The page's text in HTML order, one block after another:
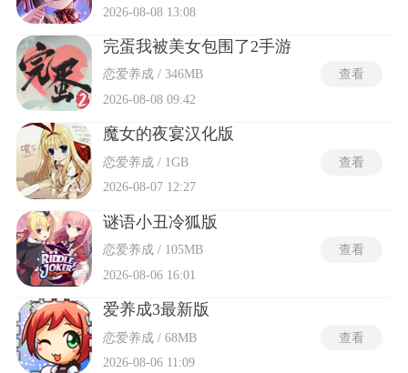
2026-08-08 13:08
完蛋我被美女包围了2手游
恋爱养成 / 346MB
2026-08-08 09:42
查看
魔女的夜宴汉化版
恋爱养成 / 1GB
2026-08-07 12:27
查看
谜语小丑冷狐版
恋爱养成 / 105MB
2026-08-06 16:01
查看
爱养成3最新版
恋爱养成 / 68MB
2026-08-06 11:09
查看